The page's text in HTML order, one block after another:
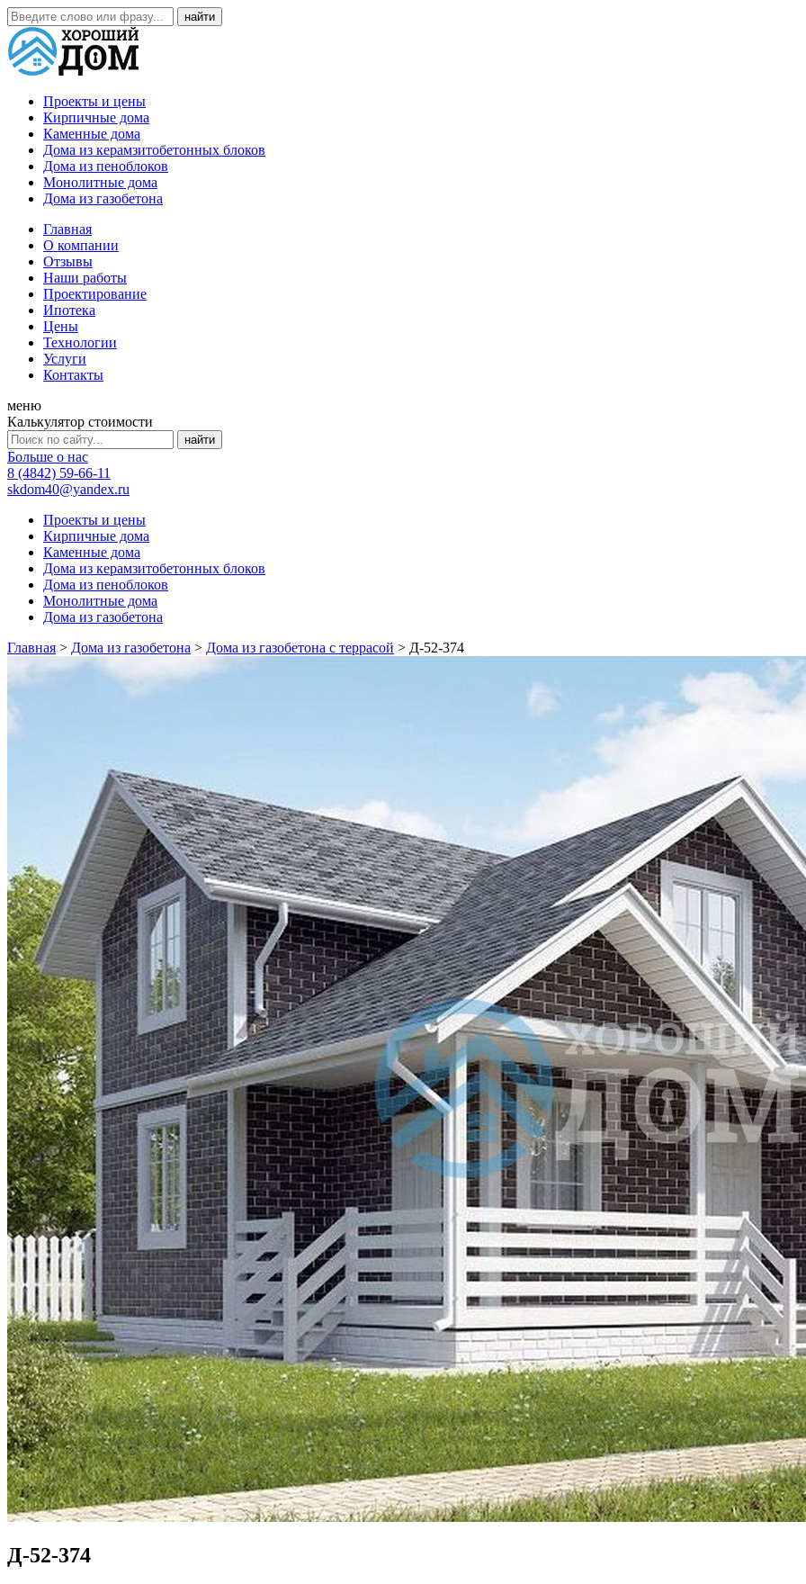
Проекты и цены
Кирпичные дома
Каменные дома
Дома из керамзитобетонных блоков
Дома из пеноблоков
Монолитные дома
Дома из газобетона
Главная
О компании
Отзывы
Наши работы
Проектирование
Ипотека
Цены
Технологии
Услуги
Контакты
меню
Калькулятор стоимости
Больше о нас
8 (4842) 59-66-11
skdom40@yandex.ru
Проекты и цены
Кирпичные дома
Каменные дома
Дома из керамзитобетонных блоков
Дома из пеноблоков
Монолитные дома
Дома из газобетона
Главная > Дома из газобетона > Дома из газобетона с террасой > Д-52-374
Д-52-374